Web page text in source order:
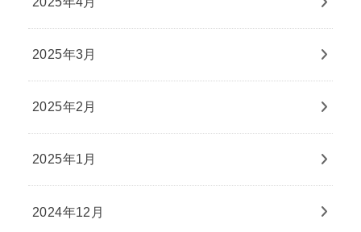
2025年3月
2025年2月
2025年1月
2024年12月